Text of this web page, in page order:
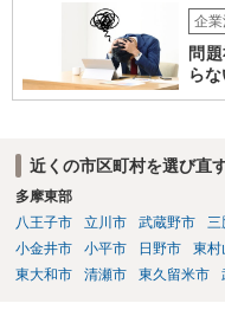
企業
問
ら
近くの市区町村を選び直
多摩東部
八王子市
立川市 武蔵野市 三
小金井市
小平市 日野市 東村
東大和市
清瀬市 東久留米市